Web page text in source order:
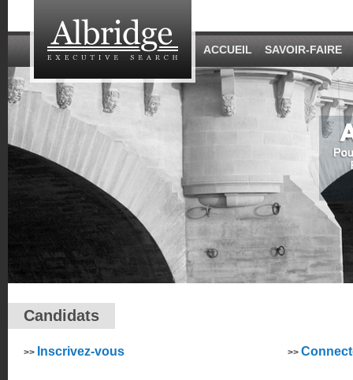
ACCUEIL SAVOIR-FAIRE
Candidats
>> Inscrivez-vous >>